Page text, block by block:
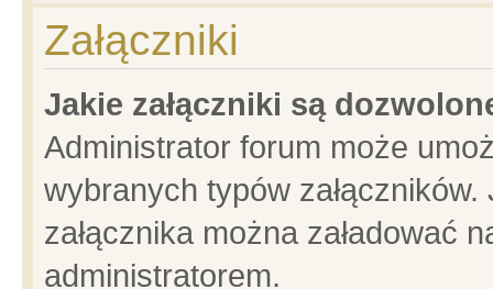
Załączniki
Jakie załączniki są
Administrator forum może
wybranych typów
załącznika można załadować
administratorem.